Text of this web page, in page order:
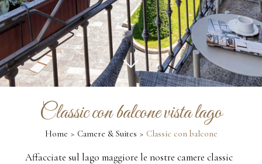
Classic con balcone vista lago
Home Camere & Suites Classic con balcone
Affacciate sul lago maggiore le nostre camere classic